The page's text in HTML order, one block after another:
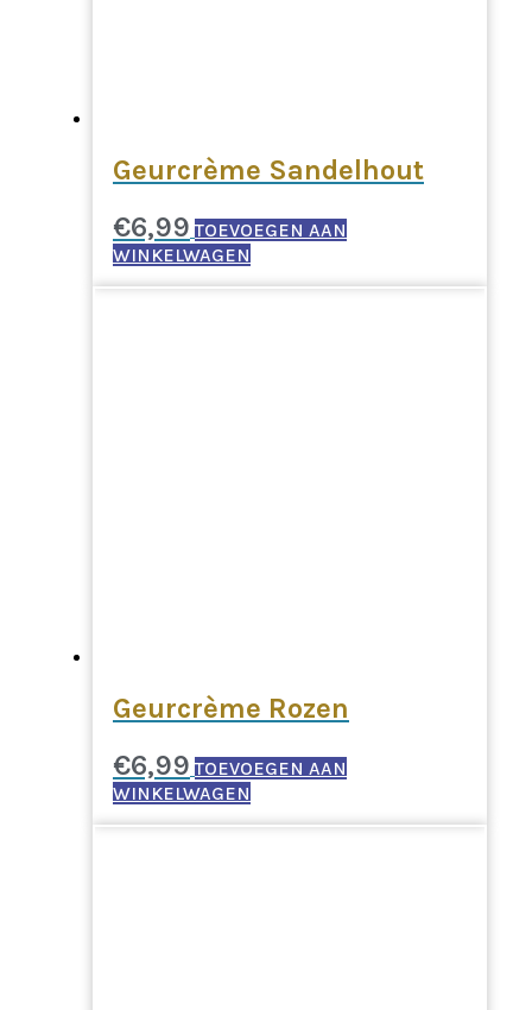
Geurcrème Sandelhout
€6,99 TOEVOEGEN AAN
WINKELWAGEN
Geurcrème Rozen
€6,99 TOEVOEGEN AAN
WINKELWAGEN